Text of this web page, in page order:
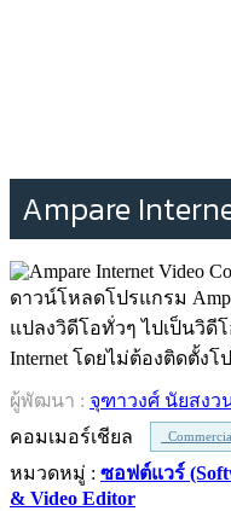
Ampare
ดาวน์โหลดโปรแกรม
แปลงวิดีโอทั่วๆ ไปเป็นวิดี
Internet โดยไม่ต้องติดตั้งโ
ผู้พัฒนา : จุฑาวงศ์ นัยสงว
คอมเมอร์เชียล
หมวดหมู่ : ซอฟต์แวร์
& Video Editor